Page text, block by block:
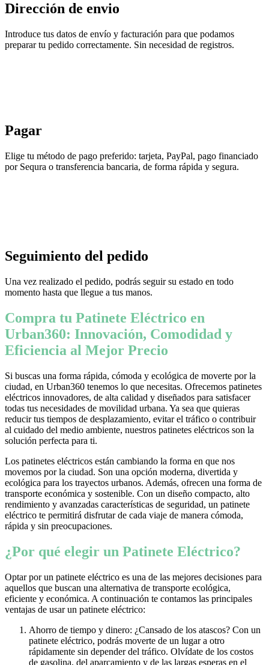
Dirección de envio
Introduce tus datos de envío y facturación para que podamos
preparar tu pedido correctamente. Sin necesidad de registros.
Pagar
Elige tu método de pago preferido: tarjeta, PayPal, pago financiado
por Sequra o transferencia bancaria, de forma rápida y segura.
Seguimiento del pedido
Una vez realizado el pedido, podrás seguir su estado en todo
momento hasta que llegue a tus manos.
Compra tu Patinete Eléctrico en
Urban360: Innovación, Comodidad y
Eficiencia al Mejor Precio
Si buscas una forma rápida, cómoda y ecológica de moverte por la
ciudad, en Urban360 tenemos lo que necesitas. Ofrecemos patinetes
eléctricos innovadores, de alta calidad y diseñados para satisfacer
todas tus necesidades de movilidad urbana. Ya sea que quieras
reducir tus tiempos de desplazamiento, evitar el tráfico o contribuir
al cuidado del medio ambiente, nuestros patinetes eléctricos son la
solución perfecta para ti.
Los patinetes eléctricos están cambiando la forma en que nos
movemos por la ciudad. Son una opción moderna, divertida y
ecológica para los trayectos urbanos. Además, ofrecen una forma de
transporte económica y sostenible. Con un diseño compacto, alto
rendimiento y avanzadas características de seguridad, un patinete
eléctrico te permitirá disfrutar de cada viaje de manera cómoda,
rápida y sin preocupaciones.
¿Por qué elegir un Patinete Eléctrico?
Optar por un patinete eléctrico es una de las mejores decisiones para
aquellos que buscan una alternativa de transporte ecológica,
eficiente y económica. A continuación te contamos las principales
ventajas de usar un patinete eléctrico:
Ahorro de tiempo y dinero: ¿Cansado de los atascos? Con un
patinete eléctrico, podrás moverte de un lugar a otro
rápidamente sin depender del tráfico. Olvídate de los costos
de gasolina, del aparcamiento y de las largas esperas en el